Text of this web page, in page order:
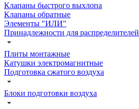
Клапаны быстрого выхлопа
Клапаны обратные
Элементы "ИЛИ"
Принадлежности для распределителей
Плиты монтажные
Катушки электромагнитные
Подготовка сжатого воздуха
Блоки подготовки воздуха